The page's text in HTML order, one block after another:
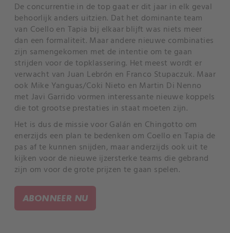
De concurrentie in de top gaat er dit jaar in elk geval
behoorlijk anders uitzien. Dat het dominante team
van Coello en Tapia bij elkaar blijft was niets meer
dan een formaliteit. Maar andere nieuwe combinaties
zijn samengekomen met de intentie om te gaan
strijden voor de topklassering. Het meest wordt er
verwacht van Juan Lebrón en Franco Stupaczuk. Maar
ook Mike Yanguas/Coki Nieto en Martin Di Nenno
met Javi Garrido vormen interessante nieuwe koppels
die tot grootse prestaties in staat moeten zijn.
Het is dus de missie voor Galán en Chingotto om
enerzijds een plan te bedenken om Coello en Tapia de
pas af te kunnen snijden, maar anderzijds ook uit te
kijken voor de nieuwe ijzersterke teams die gebrand
zijn om voor de grote prijzen te gaan spelen.
ABONNEER NU